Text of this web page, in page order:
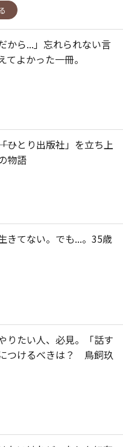
から...」忘れられない言
よかった一冊。
ひとり出版社」を立ち上
物語
きてない。でも...。35歳
りたい人、必見。「話す
つけるべきは？ 鳥飼玖